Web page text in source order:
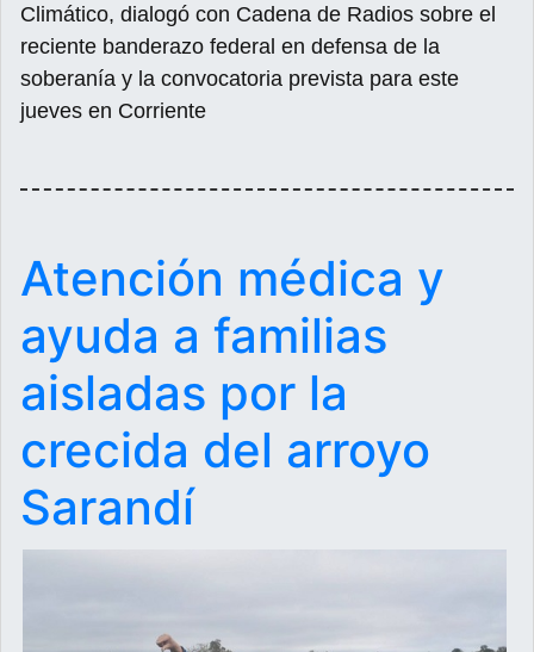
Climático, dialogó con Cadena de Radios sobre el
reciente banderazo federal en defensa de la
soberanía y la convocatoria prevista para este
jueves en Corriente
Atención médica y
ayuda a familias
aisladas por la
crecida del arroyo
Sarandí